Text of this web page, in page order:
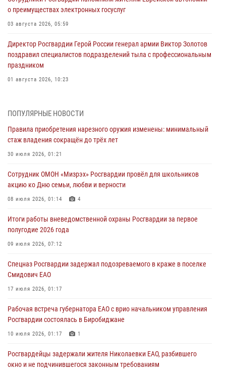
о преимуществах электронных госуслуг
03 августа 2026, 05:59
Директор Росгвардии Герой России генерал армии Виктор Золотов
поздравил специалистов подразделений тыла с профессиональным
праздником
01 августа 2026, 10:23
Российской Федерации
В Росгвардии вспоминают российских воинов, погибших в Первой
мировой войне 1914-1918 годов
Внесены изменения в правила проведения контрольного отстрела
гражданского оружия
Правила приобретения нарезного оружия изменены: минимальный
стаж владения сокращён до трёх лет
ПОПУЛЯРНЫЕ НОВОСТИ
Правила приобретения нарезного оружия изменены: минимальный
стаж владения сокращён до трёх лет
30 июля 2026, 01:21
Сотрудник ОМОН «Мизрэх» Росгвардии провёл для школьников
акцию ко Дню семьи, любви и верности
08 июля 2026, 01:14 4
Итоги работы вневедомственной охраны Росгвардии за первое
полугодие 2026 года
09 июля 2026, 07:12
Спецназ Росгвардии задержал подозреваемого в краже в поселке
Смидович ЕАО
17 июля 2026, 01:17
Рабочая встреча губернатора ЕАО с врио начальником управления
Росгвардии состоялась в Биробиджане
10 июля 2026, 01:17 1
Росгвардейцы задержали жителя Николаевки ЕАО, разбившего
окно и не подчинившегося законным требованиям